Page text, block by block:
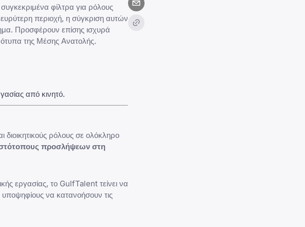
φίλτρα για ρόλους
περιοχή, η σύγκριση αυτών
Προσφέρουν επίσης ισχυρά
της Μέσης Ανατολής.
από κινητό.
ρόλους σε ολόκληρο
προσλήψεων στη
εργασίας, το GulfTalent τείνει να
υποψηφίους να κατανοήσουν τις